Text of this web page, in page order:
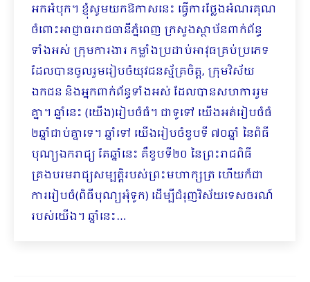
អកអំបុក។ ខ្ញុំសូមយកឱកាសនេះ ធ្វើការថ្លែងអំណរគុណ
ចំពោះអាជ្ញាធររាជធានីភ្នំពេញ ក្រសួងស្ថាប័នពាក់ព័ន្ធ
ទាំងអស់ ក្រុមការងារ កម្លាំងប្រដាប់អាវុធគ្រប់ប្រភេទ
ដែលបានចូលរួមរៀបចំយុវជនស្ម័គ្រចិត្ត, ក្រុមវិស័យ
ឯកជន និងអ្នកពាក់ព័ន្ធទាំងអស់ ដែលបានសហការរួម
គ្នា។ ឆ្នាំនេះ (យើង)រៀបចំធំ។ ជាទូទៅ យើងអត់រៀបចំធំ
២ឆ្នាំជាប់គ្នាទេ។ ឆ្នាំទៅ យើងរៀបចំខួបទី ៧០ឆ្នាំ នៃពិធី
បុណ្យឯករាជ្យ តែឆ្នាំនេះ គឺខួបទី២០ នៃព្រះរាជពិធី
គ្រងបរមរាជ្យសម្បត្តិរបស់ព្រះមហាក្សត្រ ហើយក៏ជា
ការរៀបចំ(ពិធីបុណ្យអុំទូក) ដើម្បីជំរុញវិស័យទេសចរណ៍
របស់យើង។ ឆ្នាំនេះ…